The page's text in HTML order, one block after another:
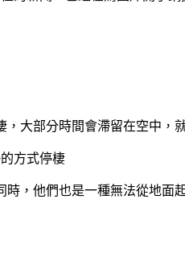
大部分時間會滯留在空中，
方式停棲
，他們也是一種無法從地面